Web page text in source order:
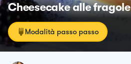
Cheesecake alle fragole
Modalità passo passo